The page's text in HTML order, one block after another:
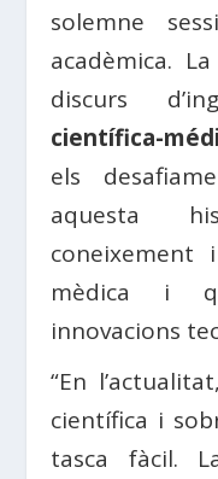
solemne
acadèmica.
discurs
científica-
els
aquesta
coneixement
mèdica i
innovacions
“En
científica i
tasca fàcil.